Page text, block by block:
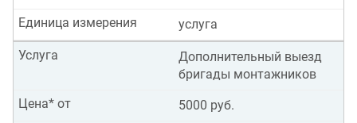
услуга
Единица измерения
Дополнительный выезд
бригады монтажников
Услуга
5000 руб.
Цена* от